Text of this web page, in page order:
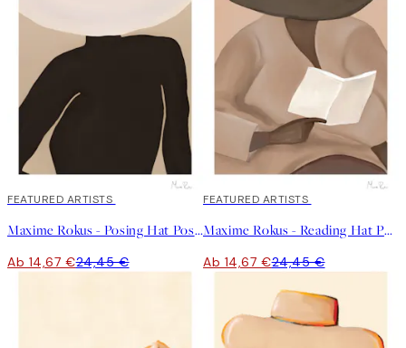
40%*
FEATURED ARTISTS
Maxime Rokus - Posing Hat Poster
Ab 14,67 €24,45 €
40%*
FEATURED ARTISTS
Maxime Rokus - Reading Hat Poster
Ab 14,67 €24,45 €